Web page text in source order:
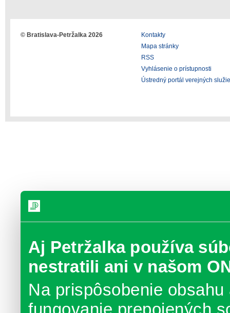
Aj Petržalka používa
nestratili ani v našom
Na prispôsobenie
© Bratislava-Petržalka 2026
Kontakty
Mapa stránky
RSS
Vyhlásenie o prístupnosti
Ústredný portál verejných